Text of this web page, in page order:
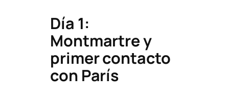
Día 1:
Montmartre y
primer contacto
con París